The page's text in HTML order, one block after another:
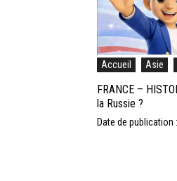
Accueil Asie
FRANCE –
la Russie ?
Date de publication